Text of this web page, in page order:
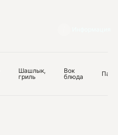
Шашлык,
гриль
Вок
блюда